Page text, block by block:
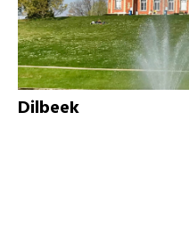
Dilbeek